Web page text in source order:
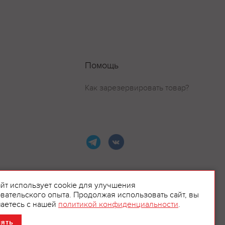
Помощь
Как зарезервировать товар?
использует cookie для улучшения
опыта. Продолжая использовать сайт, вы
с нашей политикой конфиденциальности.